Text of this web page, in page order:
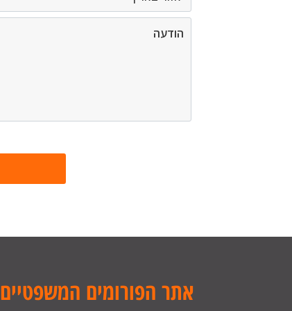
אתר הפורומים המשפטיים